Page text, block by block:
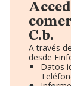
C.b.
A través
desde
Datos